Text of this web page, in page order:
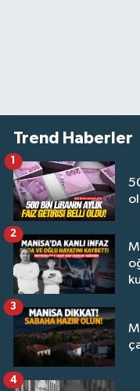
Trend Haberler
1
2
3
4